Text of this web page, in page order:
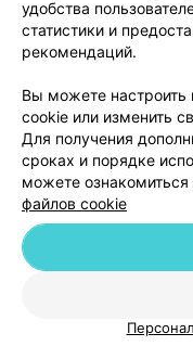
© 2026 ООО «Артокс Лаб»,
г. Минск, улица
Служба
удобства
статистики и
рекомендаций.
Вы можете настроить
cookie или изменить
Для получения
сроках и порядке
можете
файлов cookie